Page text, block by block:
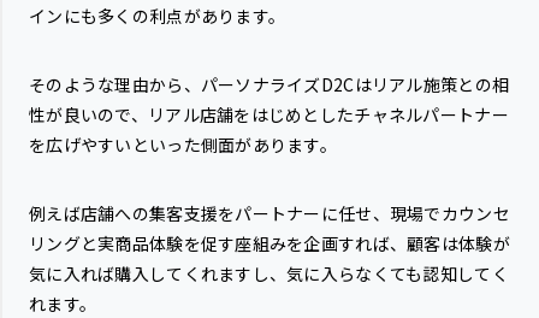
インにも多くの利点があります。
そのような理由から、パーソナライズD2Cはリアル施策との相
性が良いので、リアル店舗をはじめとしたチャネルパートナー
を広げやすいといった側面があります。
例えば店舗への集客支援をパートナーに任せ、現場でカウンセ
リングと実商品体験を促す座組みを企画すれば、顧客は体験が
気に入れば購入してくれますし、気に入らなくても認知してく
れます。